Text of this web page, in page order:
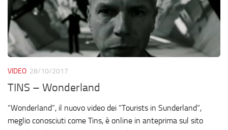
VIDEO 28/10/2017
TINS – Wonderland
“Wonderland”, il nuovo video dei “Tourists in Sunderland”,
meglio conosciuti come Tins, è online in anteprima sul sito